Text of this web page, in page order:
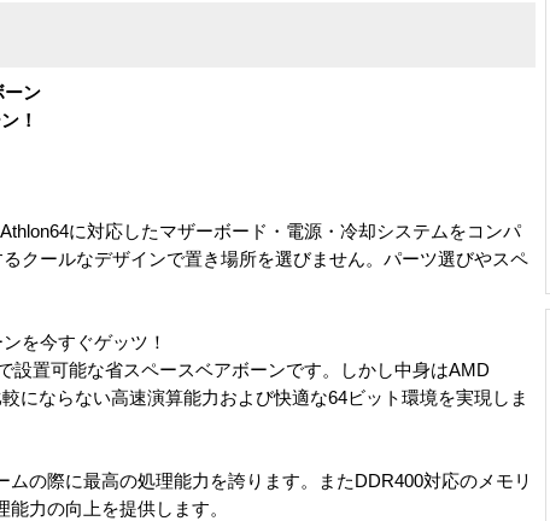
ーン
！
に対応したマザーボード・電源・冷却システムをコンパ
クールなデザインで置き場所を選びません。パーツ選びやスペ
を今すぐゲッツ！
設置可能な省スペースベアボーンです。しかし中身はAMD
にならない高速演算能力および快適な64ビット環境を実現しま
の際に最高の処理能力を誇ります。またDDR400対応のメモリ
力の向上を提供します。